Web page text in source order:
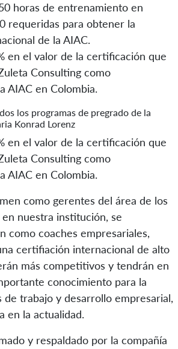
horas de entrenamiento en
requeridas para obtener la
de la AIAC.
en el valor de la certificación que
Consulting como
AIAC en Colombia.
los programas de pregrado de la
Konrad Lorenz
en el valor de la certificación que
Consulting como
AIAC en Colombia.
como gerentes del área de los
nuestra institución, se
como coaches empresariales,
certifiación internacional de alto
más competitivos y tendrán en
conocimiento para la
de trabajo y desarrollo empresarial,
en la actualidad.
y respaldado por la compañía